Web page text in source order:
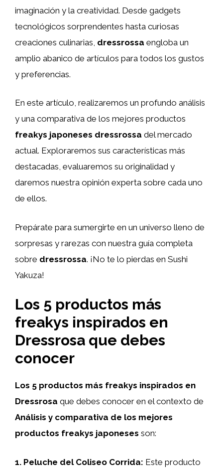
imaginación y la creatividad. Desde gadgets
tecnológicos sorprendentes hasta curiosas
creaciones culinarias, dressrossa engloba un
amplio abanico de artículos para todos los gustos
y preferencias.
En este artículo, realizaremos un profundo análisis
y una comparativa de los mejores productos
freakys japoneses dressrossa del mercado
actual. Exploraremos sus características más
destacadas, evaluaremos su originalidad y
daremos nuestra opinión experta sobre cada uno
de ellos.
Prepárate para sumergirte en un universo lleno de
sorpresas y rarezas con nuestra guía completa
sobre dressrossa. ¡No te lo pierdas en Sushi
Yakuza!
Los 5 productos más
freakys inspirados en
Dressrosa que debes
conocer
Los 5 productos más freakys inspirados en
Dressrosa que debes conocer en el contexto de
Análisis y comparativa de los mejores
productos freakys japoneses son:
1. Peluche del Coliseo Corrida: Este producto